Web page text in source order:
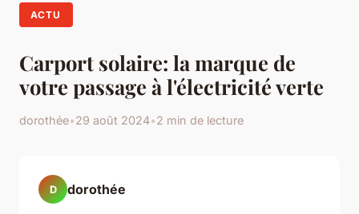
ACTU
Carport solaire: la marque de
votre passage à l'électricité verte
dorothée•29 août 2024•2 min de lecture
D dorothée